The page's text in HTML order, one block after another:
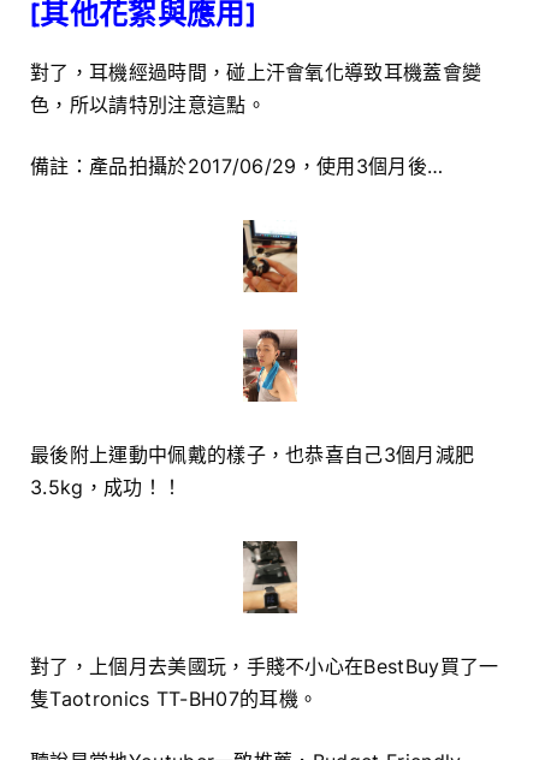
[其他花絮與應用]
對了，耳機經過時間，碰上汗會氧化導致耳機蓋會變
色，所以請特別注意這點。
備註：產品拍攝於2017/06/29，使用3個月後…
最後附上運動中佩戴的樣子，也恭喜自己3個月減肥
3.5kg，成功！！
對了，上個月去美國玩，手賤不小心在BestBuy買了一
隻Taotronics TT-BH07的耳機。